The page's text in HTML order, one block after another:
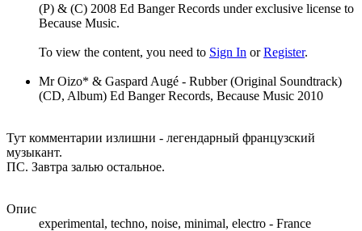
(P) & (C) 2008 Ed Banger Records under exclusive license to
Because Music.
To view the content, you need to Sign In orRegister.
Mr Oizo* & Gaspard Augé - Rubber (Original Soundtrack)
(CD, Album) Ed Banger Records, Because Music 2010
Тут комментарии излишни - легендарный французский
музыкант.
ПС. Завтра залью остальное.
Опис
experimental, techno, noise, minimal, electro - France